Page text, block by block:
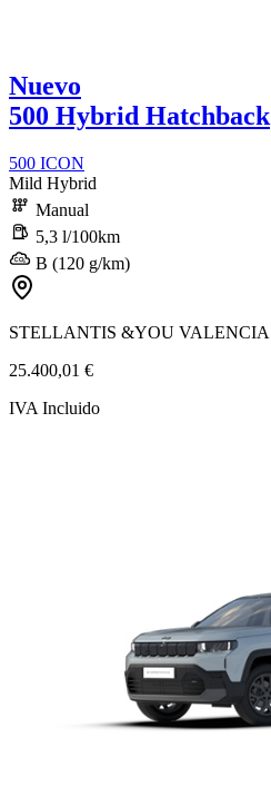
Nuevo
500 Hybrid Hatchback
500 ICON
Mild Hybrid
Manual
5,3 l/100km
B (120 g/km)
STELLANTIS &YOU VALENCIA
25.400,01 €
IVA Incluido